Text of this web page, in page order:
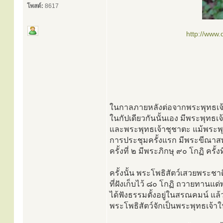
โพสต์: 8617
http://
ในกาลภายหลังต่อจากพระพุทธ
ในกัปเดียวกันนั้นเอง มีพระพุทธเ
และพระพุทธเจ้าชุชาตะ แม้พระ
การประชุมครั้งแรก มีพระขีณา
ครั้งที่ ๒ มีพระภิกษุ ๙๐ โกฏิ ครั้
ครั้งนั้น พระโพธิสัตว์เสวยพระช
ที่ฝังเก็บไว้ ๘๐ โกฏิ ถวายทานแ
ได้ฟังธรรมตั้งอยู่ในสรณคมน์ แ
พระโพธิสัตว์จักเป็นพระพุทธเจ้า